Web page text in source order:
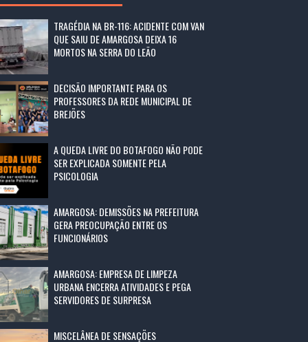
TRAGÉDIA NA BR-116: ACIDENTE COM VAN
QUE SAIU DE AMARGOSA DEIXA 16
MORTOS NA SERRA DO LEÃO
DECISÃO IMPORTANTE PARA OS
PROFESSORES DA REDE MUNICIPAL DE
BREJÕES
A QUEDA LIVRE DO BOTAFOGO NÃO PODE
SER EXPLICADA SOMENTE PELA
PSICOLOGIA
AMARGOSA: DEMISSÕES NA PREFEITURA
GERA PREOCUPAÇÃO ENTRE OS
FUNCIONÁRIOS
AMARGOSA: EMPRESA DE LIMPEZA
URBANA ENCERRA ATIVIDADES E PEGA
SERVIDORES DE SURPRESA
MISCELÂNEA DE SENSAÇÕES